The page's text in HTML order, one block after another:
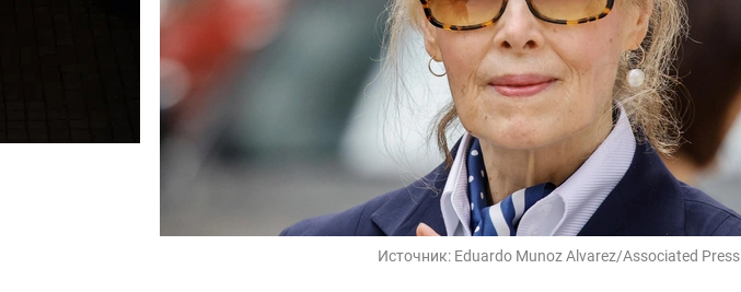
Источник: Eduardo Munoz Alvarez/Associated Press